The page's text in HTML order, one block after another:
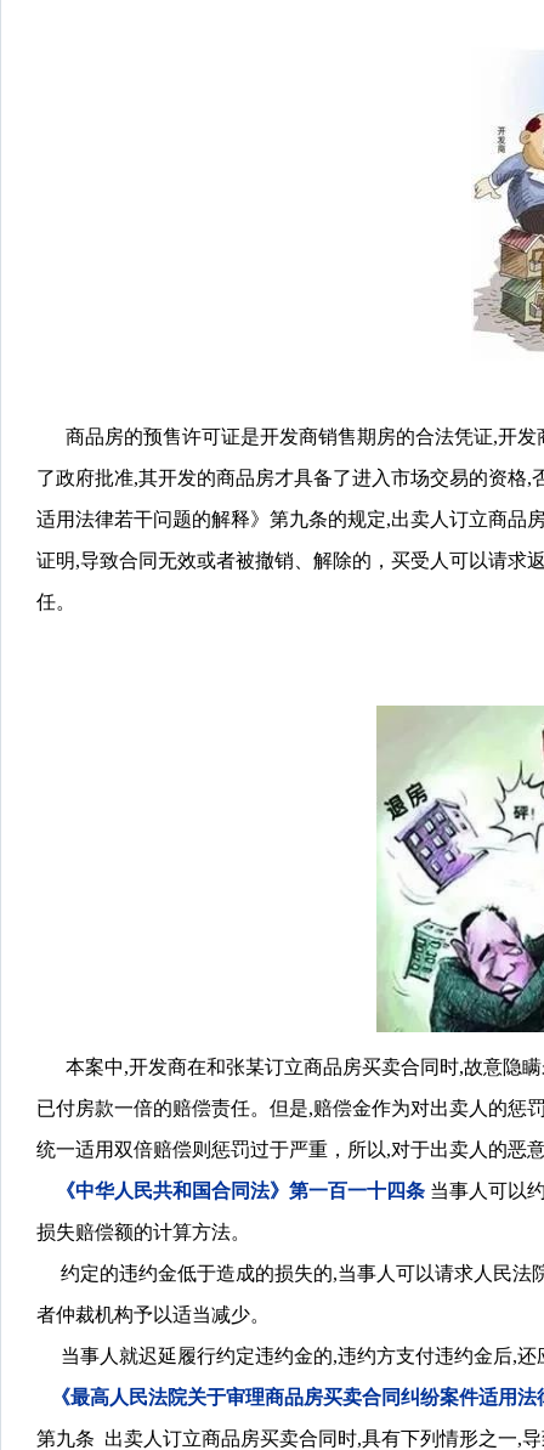
商品房的预售许可证是开发商销售期房的合法凭证,开发
了政府批准,其开发的商品房才具备了进入市场交易的资格,
适用法律若干问题的解释》第九条的规定,出卖人订立商品
证明,导致合同无效或者被撤销、解除的，买受人可以请求
任。
本案中,开发商在和张某订立商品房买卖合同时,故意隐
已付房款一倍的赔偿责任。 但是,赔偿金作为对出卖人的惩
统一适用双倍赔偿则惩罚过于严重，所以,对于出卖人的恶
《中华人民共和国合同法》 第一百一十四条 当事人可以
损失赔偿额的计算方法。
约定的违约金低于造成的损失的,当事人可以请求人民法
者仲裁机构予以适当减少。
当事人就迟延履行约定违约金的,违约方支付违约金后,还
《最高人民法院关于审理商品房买卖合同纠纷案件适用
第九条 出卖人订立商品房买卖合同时,具有下列情形之一,